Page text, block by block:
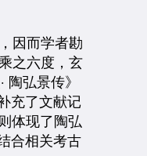
因而学者勘
之六度，玄
弘景传》
充了文献记
体现了陶弘
合相关考古